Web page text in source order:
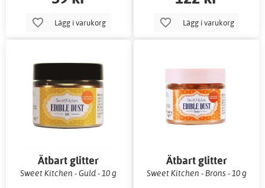
Lägg i varukorg Lägg i varukorg
Ätbart glitter
Sweet Kitchen - Guld - 10 g
Ätbart glitter
Sweet Kitchen - Brons - 10 g